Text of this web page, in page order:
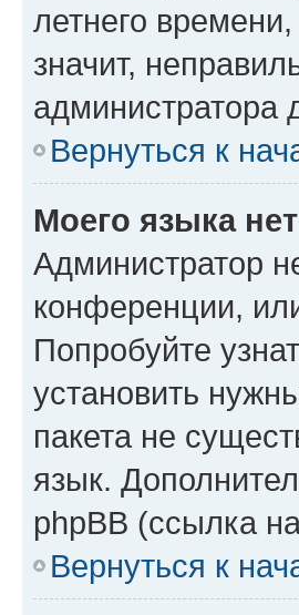
летнего
значит,
администратора
Вернуться к
Моего языка
Администратор
конференции,
Попробуйте
установить
пакета не
язык.
phpBB (ссылка
Вернуться к